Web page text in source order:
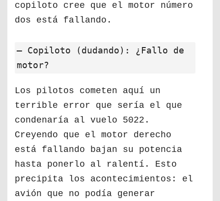
copiloto cree que el motor número
dos está fallando.
— Copiloto (dudando): ¿Fallo de
motor?
Los pilotos cometen aquí un
terrible error que sería el que
condenaría al vuelo 5022.
Creyendo que el motor derecho
está fallando bajan su potencia
hasta ponerlo al ralentí. Esto
precipita los acontecimientos: el
avión que no podía generar